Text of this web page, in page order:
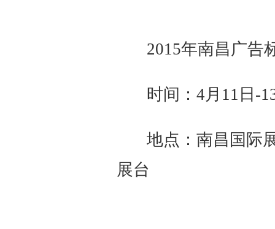
2015年南昌广
时间：4月11日-
地点：南昌国际
展台